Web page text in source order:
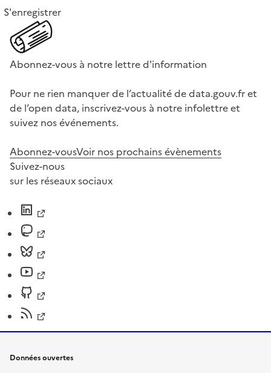
S'enregistrer
Abonnez-vous à notre lettre d'information
Pour ne rien manquer de l’actualité de data.gouv.fr et
de l’open data, inscrivez-vous à notre infolettre et
suivez nos événements.
Abonnez-vousVoir nos prochains évènements
Suivez-nous
sur les réseaux sociaux
Données ouvertes